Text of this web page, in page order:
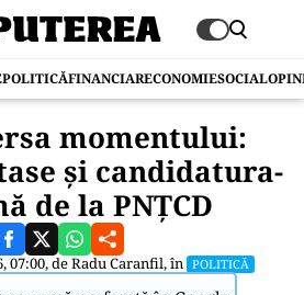
POLITICĂFINANCIARECONOMIESOCIAL
momentului:
și candidatura-
de la PNȚCD
07:00, deRadu Caranfil, în POLITICĂ